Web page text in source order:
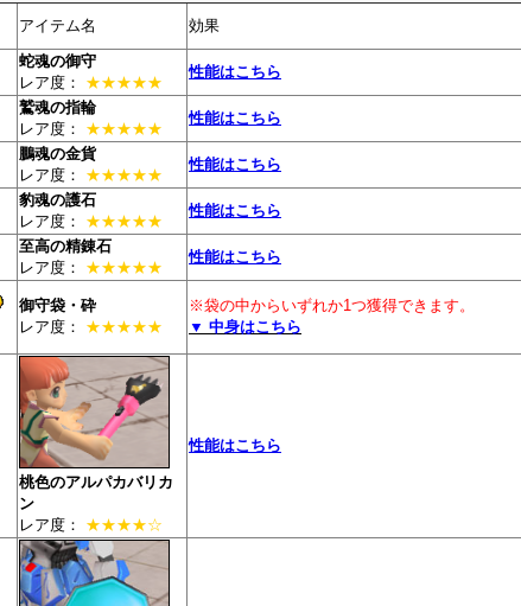
アイテム名 効果
蛇魂の御守
レア度： ★★★★★
性能はこちら
鷲魂の指輪
レア度： ★★★★★
性能はこちら
鵬魂の金貨
レア度： ★★★★★
性能はこちら
豹魂の護石
レア度： ★★★★★
性能はこちら
至高の精錬石
レア度： ★★★★★
性能はこちら
御守袋・砕
レア度： ★★★★★
※袋の中からいずれか1つ獲得できます。
▼ 中身はこちら
桃色のアルパカバリカ
ン
レア度： ★★★★☆
性能はこちら